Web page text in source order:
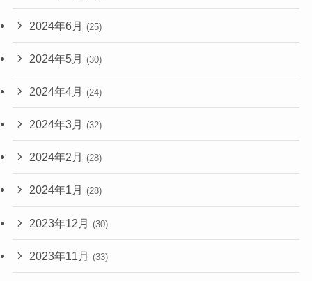
2024年6月 (25)
2024年5月 (30)
2024年4月 (24)
2024年3月 (32)
2024年2月 (28)
2024年1月 (28)
2023年12月 (30)
2023年11月 (33)